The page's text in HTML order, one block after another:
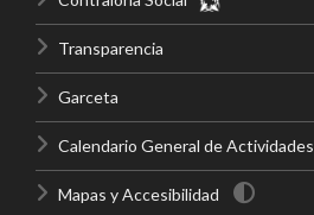
Transparencia
Garceta
Calendario General de Actividades
Mapas y Accesibilidad